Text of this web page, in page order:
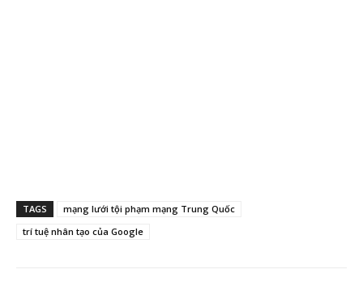
TAGS
mạng lưới tội phạm mạng Trung Quốc
trí tuệ nhân tạo của Google